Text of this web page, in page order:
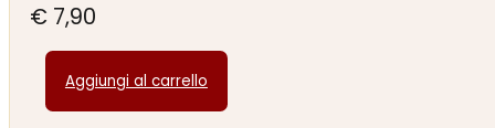
€ 7,90
Aggiungi al carrello